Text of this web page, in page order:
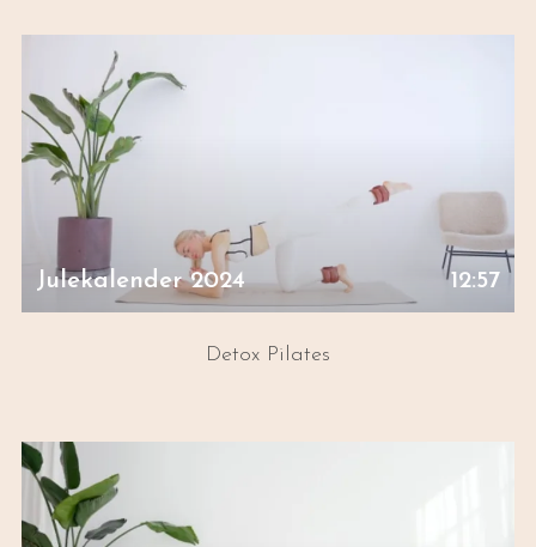
Julekalender 2024 12:57
Detox Pilates